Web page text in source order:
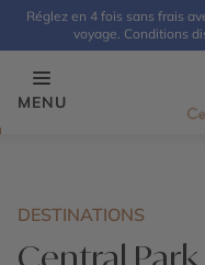
Réglez en 4 fois sans frais
voyage. Conditions
MENU
DESTINATIONS
Central Park